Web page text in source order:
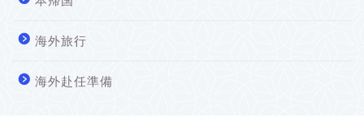
海外旅行
海外赴任準備